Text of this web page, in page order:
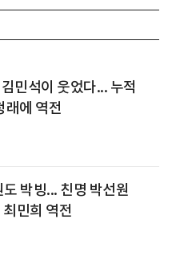
민석이 웃었다... 누적
래에 역전
박빙... 친명 박선원
민희 역전